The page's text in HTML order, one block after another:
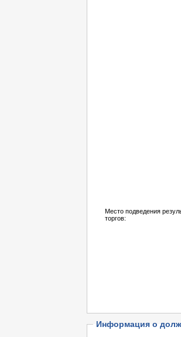
Место подведения
торгов:
Информация о